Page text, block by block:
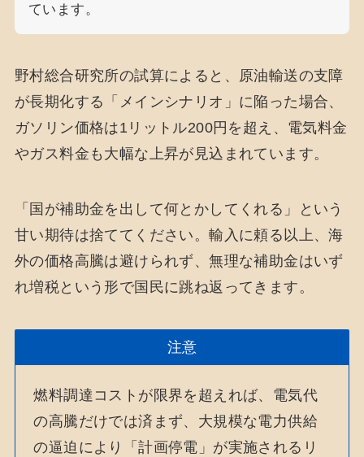
ています。
野村総合研究所の試算によると、原油輸送の支障
が長期化する「メインシナリオ」に陥った場合、
ガソリン価格は1リットル200円を超え、電気料金
やガス料金も大幅な上昇が見込まれています。
「国が補助金を出して何とかしてくれる」という
甘い期待は捨ててください。輸入に頼る以上、海
外の価格高騰は避けられず、無理な補助金はいず
れ増税という形で国民に跳ね返ってきます。
注意
燃料調達コストが限界を超えれば、電気代
の高騰だけでは済まず、大規模な電力供給
の逼迫により「計画停電」が実施されるリ